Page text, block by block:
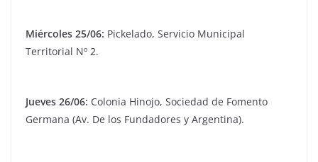
Miércoles 25/06: Pickelado, Servicio Municipal
Territorial Nº 2.
Jueves 26/06: Colonia Hinojo, Sociedad de Fomento
Germana (Av. De los Fundadores y Argentina).